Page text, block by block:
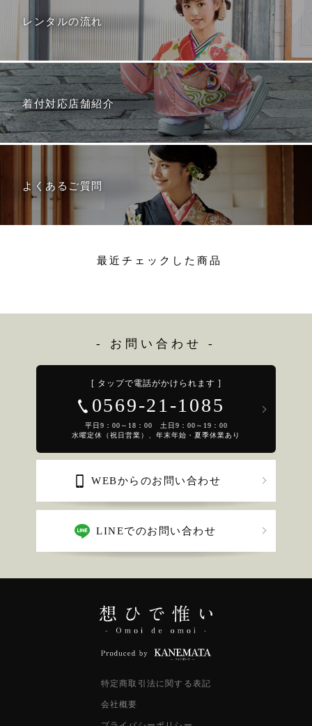
レンタルの流れ
着付対応店舗紹介
よくあるご質問
最近チェックした商品
- お問い合わせ -
[ タップで電話がかけられます ]
0569-21-1085
平日9：00～18：00 土日9：00～19：00
水曜定休（祝日営業）、年末年始・夏季休業あり
WEBからのお問い合わせ
LINEでのお問い合わせ
特定商取引法に関する表記
会社概要